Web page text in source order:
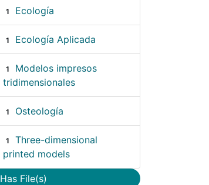
1 Ecología
1 Ecología Aplicada
1
Modelos impresos
tridimensionales
1 Osteología
1
Three-dimensional
printed models
Has File(s)